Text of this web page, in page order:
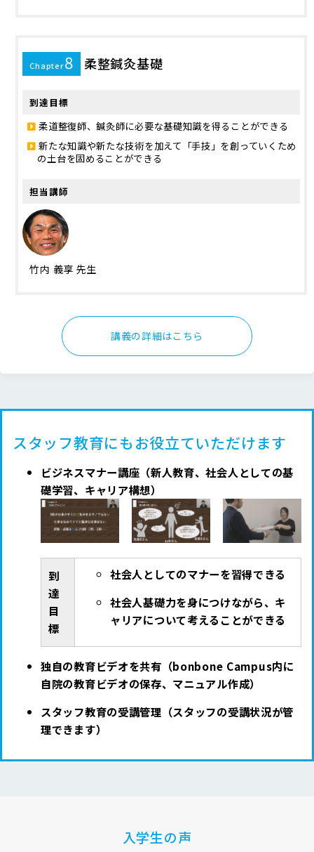
Chapter8 柔整鍼灸基礎
到達目標
柔道整復師、鍼灸師に必要な基礎知識を得ることができる
新たな知識や新たな技術を加えて「手技」を創っていくため
の土台を固めることができる
担当講師
竹内 義享 先生
講義の詳細はこちら
スタッフ教育にもお役立ていただけます
ビジネスマナー講座（新人教育、社会人としての基
礎学習、キャリア構想）
到
達
目
標
社会人としてのマナーを習得できる
社会人基礎力を身につけながら、キ
ャリアについて考えることができる
独自の教育ビデオを共有（bonbone Campus内に
自院の教育ビデオの保存、マニュアル作成）
スタッフ教育の受講管理（スタッフの受講状況が管
理できます）
入学生の声